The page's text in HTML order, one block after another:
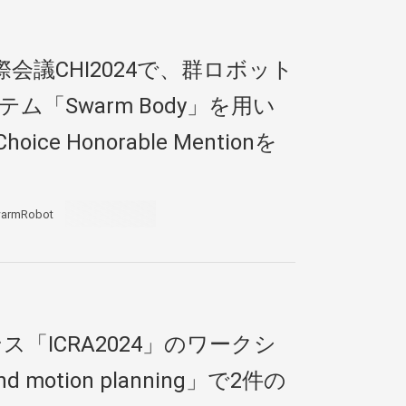
議CHI2024で、群ロボット
ム「Swarm Body」を用い
Honorable Mentionを
「ICRA2024」のワークシ
motion planning」で2件の